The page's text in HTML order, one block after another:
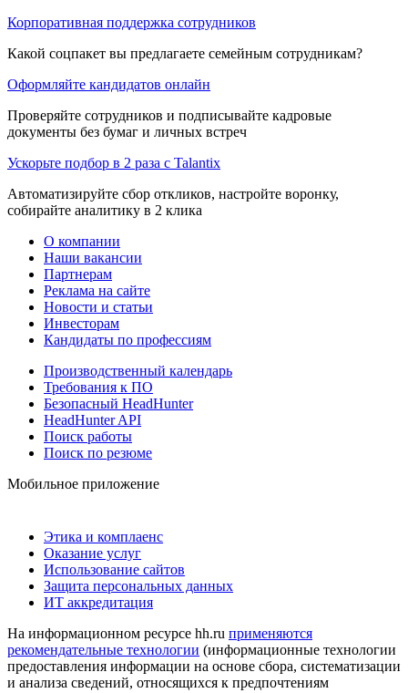
Корпоративная поддержка сотрудников
Какой соцпакет вы предлагаете семейным сотрудникам?
Оформляйте кандидатов онлайн
Проверяйте сотрудников и подписывайте кадровые
документы без бумаг и личных встреч
Ускорьте подбор в 2 раза с Talantix
Автоматизируйте сбор откликов, настройте воронку,
собирайте аналитику в 2 клика
О компании
Наши вакансии
Партнерам
Реклама на сайте
Новости и статьи
Инвесторам
Кандидаты по профессиям
Производственный календарь
Требования к ПО
Безопасный HeadHunter
HeadHunter API
Поиск работы
Поиск по резюме
Мобильное приложение
Этика и комплаенс
Оказание услуг
Использование сайтов
Защита персональных данных
ИТ аккредитация
На информационном ресурсе hh.ru применяются
рекомендательные технологии (информационные технологии
предоставления информации на основе сбора, систематизации
и анализа сведений, относящихся к предпочтениям